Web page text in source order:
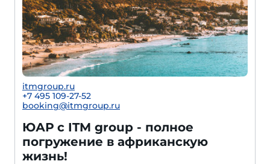
itmgroup.ru
+7 495 109-27-52
booking@itmgroup.ru
ЮАР с ITM group - полное
погружение в африканскую
жизнь!